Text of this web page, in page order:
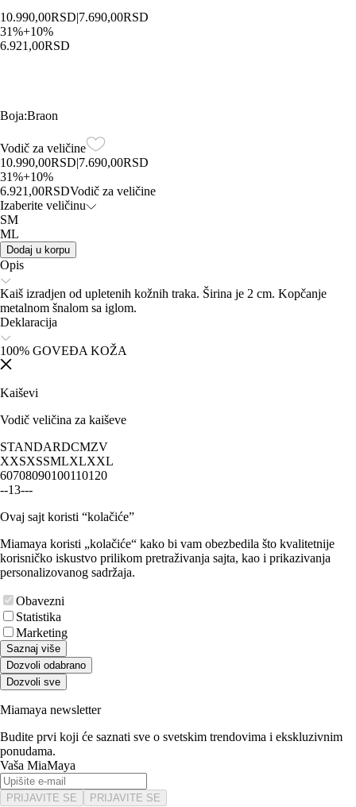
10.990,00RSD|7.690,00RSD
31%+10%
6.921,00RSD
Boja:Braon
Vodič za veličine
10.990,00RSD|7.690,00RSD
31%+10%
6.921,00RSDVodič za veličine
Izaberite veličinu
SM
ML
Dodaj u korpu
Opis
Kaiš izradjen od upletenih kožnih traka. Širina je 2 cm. Kopčanje
metalnom šnalom sa iglom.
Deklaracija
100% GOVEĐA KOŽA
Kaiševi
Vodič veličina za kaiševe
STANDARDCMZV
XXSXSSMLXLXXL
60708090100110120
--13---
Ovaj sajt koristi “kolačiće”
Miamaya koristi „kolačiće“ kako bi vam obezbedila što kvalitetnije
korisničko iskustvo prilikom pretraživanja sajta, kao i prikazivanja
personalizovanog sadržaja.
Obavezni
Statistika
Marketing
Saznaj više
Dozvoli odabrano
Dozvoli sve
Miamaya newsletter
Budite prvi koji će saznati sve o svetskim trendovima i ekskluzivnim
ponudama.
Vaša MiaMaya
PRIJAVITE SE PRIJAVITE SE